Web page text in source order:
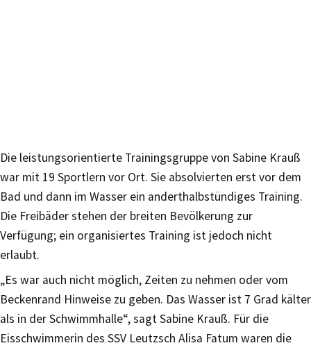
Die leistungsorientierte Trainingsgruppe von Sabine Krauß
war mit 19 Sportlern vor Ort. Sie absolvierten erst vor dem
Bad und dann im Wasser ein anderthalbstündiges Training.
Die Freibäder stehen der breiten Bevölkerung zur
Verfügung; ein organisiertes Training ist jedoch nicht
erlaubt.
„Es war auch nicht möglich, Zeiten zu nehmen oder vom
Beckenrand Hinweise zu geben. Das Wasser ist 7 Grad kälter
als in der Schwimmhalle“, sagt Sabine Krauß. Für die
Eisschwimmerin des SSV Leutzsch Alisa Fatum waren die